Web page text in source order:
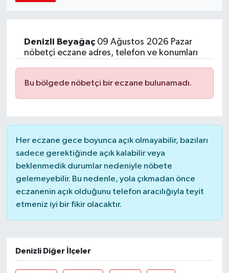
Denizli Beyağaç09 Ağustos 2026 Pazar
nöbetçi eczane adres, telefon ve konumları
Bu bölgede nöbetçi bir eczane bulunamadı.
Her eczane gece boyunca açık olmayabilir, bazıları
sadece gerektiğinde açık kalabilir veya
beklenmedik durumlar nedeniyle nöbete
gelemeyebilir. Bu nedenle, yola çıkmadan önce
eczanenin açık olduğunu telefon aracılığıyla teyit
etmeniz iyi bir fikir olacaktır.
Denizli Diğer İlçeler